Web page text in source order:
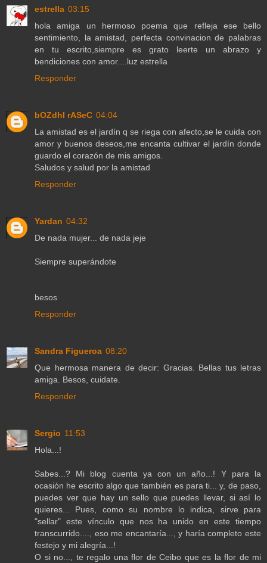
estrella 03:15
hola amiga un hermoso poema que refleja ese bello
sentimiento, la amistad, perfecta convinacion de palabras
en tu escrito,siempre es grato leerte un abrazo y
bendiciones con amor....luz estrella
Responder
bOZdhI rASeC 04:04
La amistad es el jardín q se riega con afecto,se le cuida con
amor y buenos deseos,me encanta cultivar el jardín donde
guardo el corazón de mis amigos.
Saludos y salud por la amistad
Responder
Yardan 04:32
De nada mujer... de nada jeje
Siempre superándote
besos
Responder
Sandra Figueroa 08:20
Que hermosa manera de decir: Gracias. Bellas tus letras
amiga. Besos, cuidate.
Responder
Sergio 11:53
Hola...!
Sabes...? Mi blog cuenta ya con un año...! Y para la
ocasión he escrito algo que también es para ti... y, de paso,
puedes ver que hay un sello que puedes llevar, si así lo
quieres... Pues, como su nombre lo indica, sirve para
"sellar" este vínculo que nos ha unido en este tiempo
transcurrido...., eso me encantaría..., y haría completo este
festejo y mi alegría...!
O si no..., te regalo una flor de Ceibo que es la flor de mi